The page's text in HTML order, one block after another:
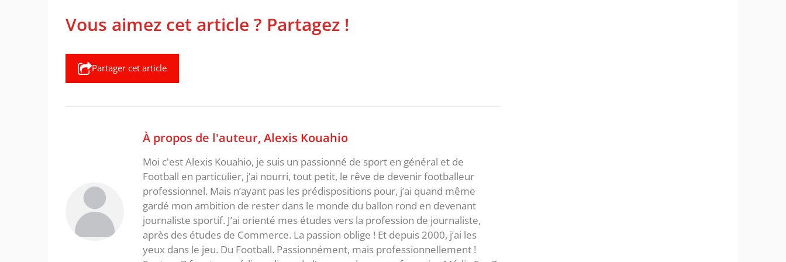
Vous aimez cet article ? Partagez !
Partager cet article
À propos de l'auteur, Alexis Kouahio
Moi c'est Alexis Kouahio, je suis un passionné de sport en général et de
Football en particulier, j’ai nourri, tout petit, le rêve de devenir footballeur
professionnel. Mais n’ayant pas les prédispositions pour, j’ai quand même
gardé mon ambition de rester dans le monde du ballon rond en devenant
journaliste sportif. J’ai orienté mes études vers la profession de journaliste,
après des études de Commerce. La passion oblige ! Et depuis 2000, j’ai les
yeux dans le jeu. Du Football. Passionnément, mais professionnellement !